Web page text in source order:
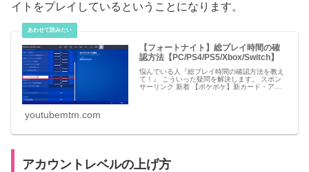
イトをプレイしているということになります。
【フォートナイト】総プレイ時間の確
認方法【PC/PS4/PS5/Xbox/Switch】
悩んでいる人『総プレイ時間の確認方法を教え
て！』 こういった疑問を解決します。 スポン
サーリンク 新着 【ポケポケ】新カード・アイ
youtubemtm.com
アカウントレベルの上げ方